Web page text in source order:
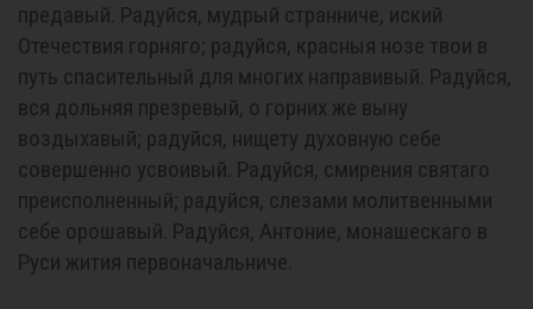
предавый. Радуйся, мудрый странниче, иский
Отечествия горняго; радуйся, красныя нозе твои в
путь спасительный для многих направивый. Радуйся,
вся дольняя презревый, о горних же выну
воздыхавый; радуйся, нищету духовную себе
совершенно усвоивый. Радуйся, смирения святаго
преисполненный; радуйся, слезами молитвенными
себе орошавый. Радуйся, Антоние, монашескаго в
Руси жития первоначальниче.